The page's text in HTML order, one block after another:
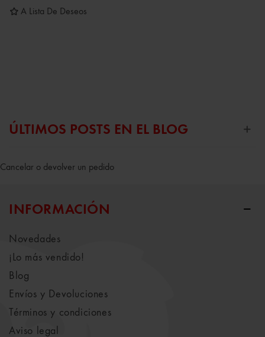
A Lista De Deseos
ÚLTIMOS POSTS EN EL BLOG
Cancelar o devolver un pedido
INFORMACIÓN
Novedades
¡Lo más vendido!
Blog
Envíos y Devoluciones
Términos y condiciones
Aviso legal